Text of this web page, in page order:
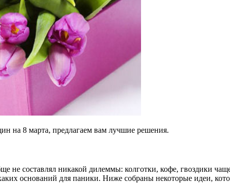
на 8 марта, предлагаем вам лучшие решения.
не составлял никакой дилеммы: колготки, кофе, гвоздики
оснований для паники. Ниже собраны некоторые идеи,